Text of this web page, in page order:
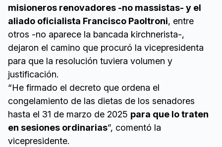
misioneros renovadores -no massistas- y el
aliado oficialista Francisco Paoltroni, entre
otros -no aparece la bancada kirchnerista-,
dejaron el camino que procuró la vicepresidenta
para que la resolución tuviera volumen y
justificación.
“He firmado el decreto que ordena el
congelamiento de las dietas de los senadores
hasta el 31 de marzo de 2025 para que lo traten
en sesiones ordinarias”, comentó la
vicepresidente.